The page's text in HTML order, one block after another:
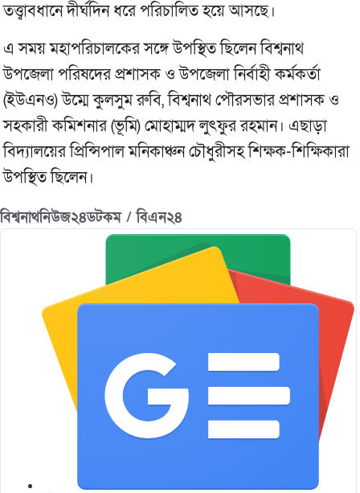
তত্ত্বাবধানে দীর্ঘদিন ধরে পরিচালিত হয়ে আসছে।
এ সময় মহাপরিচালকের সঙ্গে উপস্থিত ছিলেন বিশ্বনাথ
উপজেলা পরিষদের প্রশাসক ও উপজেলা নির্বাহী কর্মকর্তা
(ইউএনও) উম্মে কুলসুম রুবি, বিশ্বনাথ পৌরসভার প্রশাসক ও
সহকারী কমিশনার (ভূমি) মোহাম্মদ লুৎফুর রহমান। এছাড়া
বিদ্যালয়ের প্রিন্সিপাল মনিকাঞ্চন চৌধুরীসহ শিক্ষক-শিক্ষিকারা
উপস্থিত ছিলেন।
বিশ্বনাথনিউজ২৪ডটকম / বিএন২৪